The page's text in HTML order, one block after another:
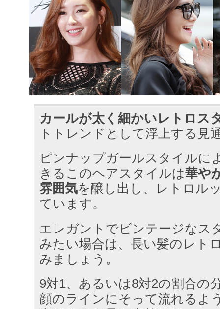
カールが太く細かいレトロス
トトレンドとして浮上する見
ピンナップガールスタイルに
きるこのヘアスタイルは華や
雰囲気を醸し出し、レトロル
ています。
エレガントでビンテージなス
みたい場合は、長い髪のレト
みましょう。
9対1、あるいは8対2の割合の
顔のラインにそって流れるよ